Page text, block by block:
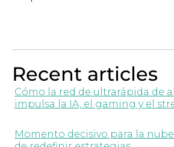
Recent articles
Cómo la red de ultrarápida de
impulsa la IA, el gaming y el
Momento decisivo para la